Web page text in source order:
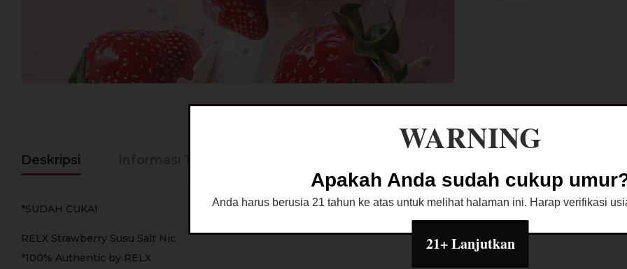
Deskripsi
*SUDAH CUKAI
RELX Strawberry Susu Salt Nic
*100% Authentic by RELX
WARNING
Apakah Anda sudah cukup
Anda harus berusia 21 tahun ke atas untuk melihat halaman ini. Harap verifikasi
21+ Lanjutkan